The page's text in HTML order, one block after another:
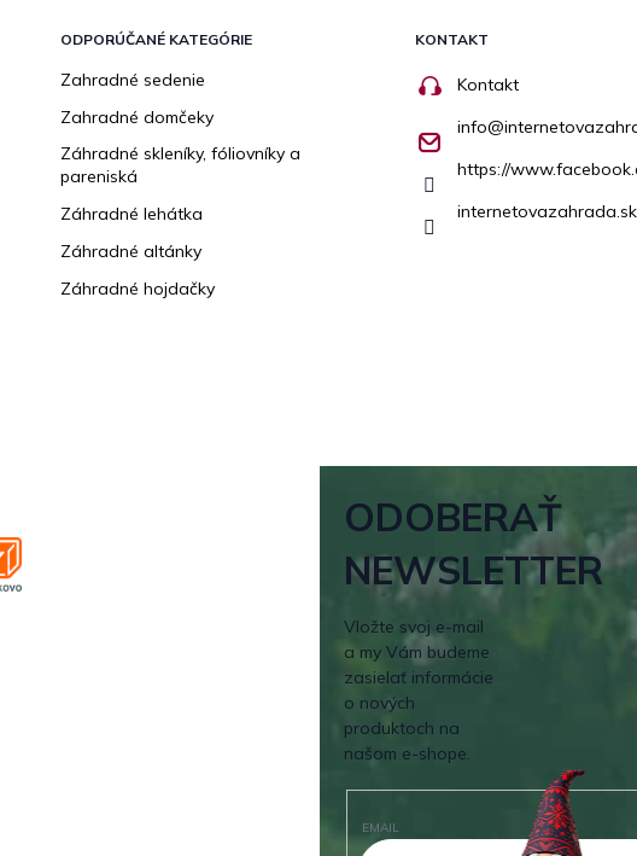
ODPORÚČANÉ KATEGÓRIE
Zahradné sedenie
Zahradné domčeky
Záhradné skleníky, fóliovníky a
pareniská
Záhradné lehátka
Záhradné altánky
Záhradné hojdačky
KONTAKT
Kontakt
info@
https://
internetovazahrada.sk
ODOBERAŤ
NEWSLETTER
Vložte svoj e-mail
a my Vám budeme
zasielať informácie
o nových
produktoch na
našom e-shope.
EMAIL